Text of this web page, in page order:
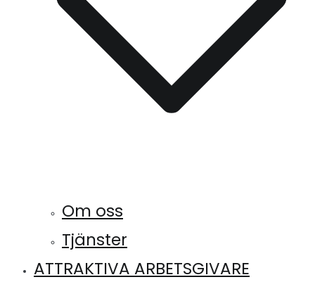
Om oss
Tjänster
ATTRAKTIVA ARBETSGIVARE